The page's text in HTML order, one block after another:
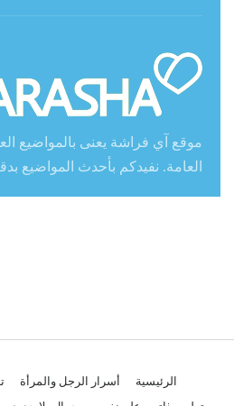
موقع آي فراشة يعنى بالمواضيع
العامة. نفيدكم بأحدث المواضيع
الرئيسية أسرار الرجل والمرأة